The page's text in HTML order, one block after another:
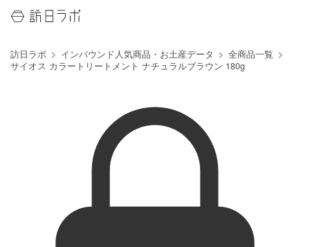
訪日ラボ インバウンド人気商品・お土産データ
全商品一覧
サイオス カラートリートメント ナチュラルブラウン 180g